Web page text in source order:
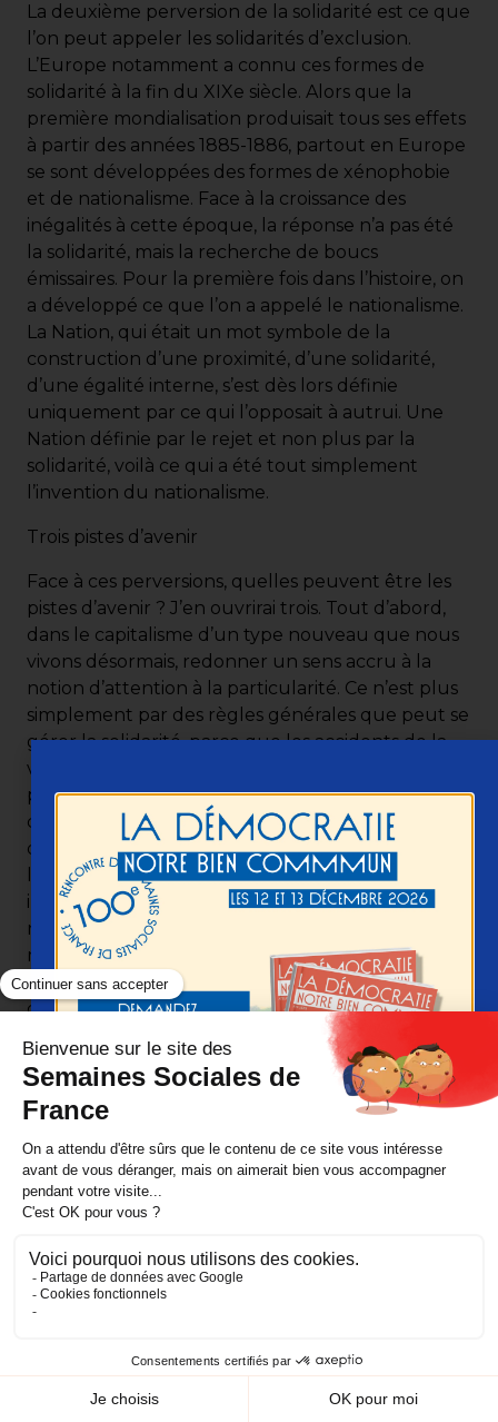
La deuxième perversion de la solidarité est ce que
l’on peut appeler les solidarités d’exclusion.
L’Europe notamment a connu ces formes de
solidarité à la fin du XIXe siècle. Alors que la
première mondialisation produisait tous ses effets
à partir des années 1885-1886, partout en Europe
se sont développées des formes de xénophobie
et de nationalisme. Face à la croissance des
inégalités à cette époque, la réponse n’a pas été
la solidarité, mais la recherche de boucs
émissaires. Pour la première fois dans l’histoire, on
a développé ce que l’on a appelé le nationalisme.
La Nation, qui était un mot symbole de la
construction d’une proximité, d’une solidarité,
d’une égalité interne, s’est dès lors définie
uniquement par ce qui l’opposait à autrui. Une
Nation définie par le rejet et non plus par la
solidarité, voilà ce qui a été tout simplement
l’invention du nationalisme.
Trois pistes d’avenir
Face à ces perversions, quelles peuvent être les
pistes d’avenir ? J’en ouvrirai trois. Tout d’abord,
dans le capitalisme d’un type nouveau que nous
vivons désormais, redonner un sens accru à la
notion d’attention à la particularité. Ce n’est plus
simplement par des règles générales que peut se
gérer la solidarité, parce que les accidents de la
vie ou les situations de difficulté sont de plus en
plus de l’ordre de la particularité. À l’âge du
capitalisme de la particularité, après le capitalisme
de la généralité, il faut redonner son sens à
l’attention aux singularités. Conséquence
institutionnelle très importante : le besoin de
nouveaux rapports de combinaison entre le
monde public et le monde associatif – un monde
public assimilé au monde de la règle, même si ce
dernier est en train de changer aussi ; on le voit
bien avec la mise en place de Pôle Emploi
aujourd’hui. Il ne s’agit plus simplement
d’envoyer des chèques de prestations chômage
et de vérifier des situations juridiques, mais aussi
d’essayer de faire suivre par des conseillers
individuels des personnes dans des situations de
manque d’emploi. Mais le travail d’attention, de
proximité et de resocialisation est tel qu’il faut
nécessairement aller vers un développement des
rapports entre le monde associatif et le monde
public, en les considérant comme deux formes et
complémentaires.
L’autre réflexion à reprendre est celle des taux